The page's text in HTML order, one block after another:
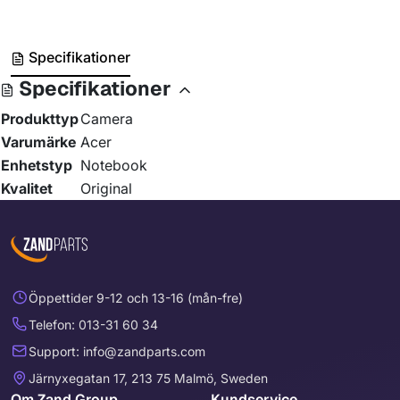
Specifikationer
Specifikationer
ProdukttypCamera
Varumärke Acer
Enhetstyp Notebook
Kvalitet
Original
Öppettider 9-12 och 13-16 (mån-fre)
Telefon: 013-31 60 34
Support: info@zandparts.com
Järnyxegatan 17, 213 75 Malmö, Sweden